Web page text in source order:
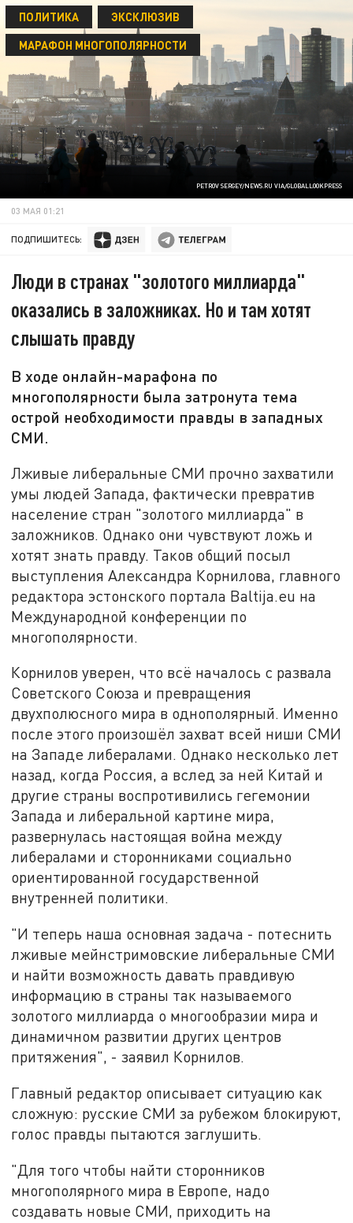
PETROV SERGEY/NEWS.RU VIA/GLOBALLOOKPRESS
ПОЛИТИКА
ЭКСКЛЮЗИВ
МАРАФОН МНОГОПОЛЯРНОСТИ
03 МАЯ 01:21
ПОДПИШИТЕСЬ:
Люди в странах "золотого миллиарда"
оказались в заложниках. Но и там хотят
слышать правду
В ходе онлайн-марафона по
многополярности была затронута тема
острой необходимости правды в западных
СМИ.
Лживые либеральные СМИ прочно захватили
умы людей Запада, фактически превратив
население стран "золотого миллиарда" в
заложников. Однако они чувствуют ложь и
хотят знать правду. Таков общий посыл
выступления Александра Корнилова, главного
редактора эстонского портала Baltija.eu на
Международной конференции по
многополярности.
Корнилов уверен, что всё началось с развала
Советского Союза и превращения
двухполюсного мира в однополярный. Именно
после этого произошёл захват всей ниши СМИ
на Западе либералами. Однако несколько лет
назад, когда Россия, а вслед за ней Китай и
другие страны воспротивились гегемонии
Запада и либеральной картине мира,
развернулась настоящая война между
либералами и сторонниками социально
ориентированной государственной
внутренней политики.
"И теперь наша основная задача - потеснить
лживые мейнстримовские либеральные СМИ
и найти возможность давать правдивую
информацию в страны так называемого
золотого миллиарда о многообразии мира и
динамичном развитии других центров
притяжения", - заявил Корнилов.
Главный редактор описывает ситуацию как
сложную: русские СМИ за рубежом блокируют,
голос правды пытаются заглушить.
"Для того чтобы найти сторонников
многополярного мира в Европе, надо
создавать новые СМИ, приходить на